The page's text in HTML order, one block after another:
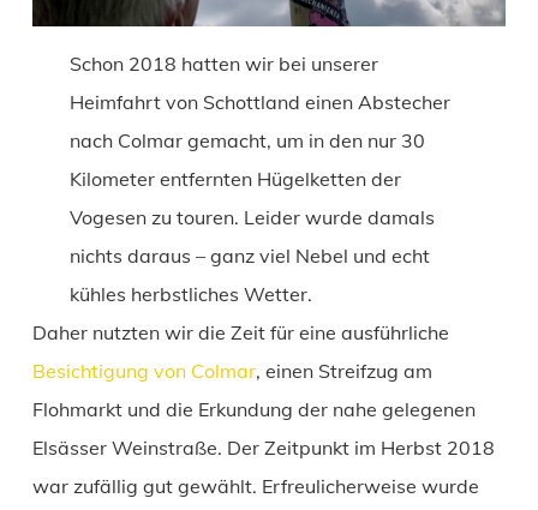
Schon 2018 hatten wir bei unserer
Heimfahrt von Schottland einen Abstecher
nach Colmar gemacht, um in den nur 30
Kilometer entfernten Hügelketten der
Vogesen zu touren. Leider wurde damals
nichts daraus – ganz viel Nebel und echt
kühles herbstliches Wetter.
Daher nutzten wir die Zeit für eine ausführliche
Besichtigung von Colmar, einen Streifzug am
Flohmarkt und die Erkundung der nahe gelegenen
Elsässer Weinstraße. Der Zeitpunkt im Herbst 2018
war zufällig gut gewählt. Erfreulicherweise wurde